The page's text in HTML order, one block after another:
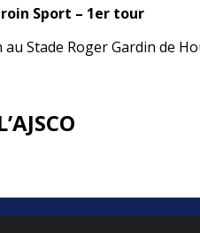
Sport – 1er tour
au Stade Roger Gardin de